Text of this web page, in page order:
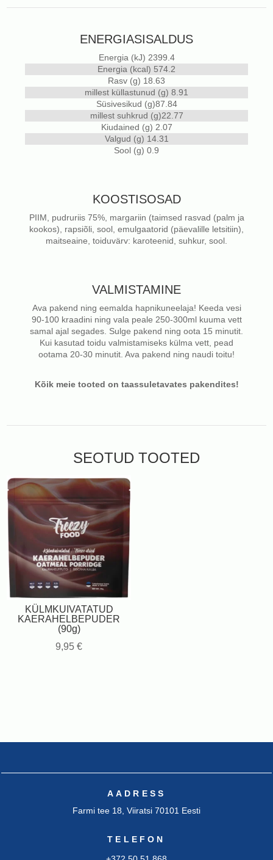
ENERGIASISALDUS
Energia (kJ) 2399.4
Energia (kcal) 574.2
Rasv (g) 18.63
millest küllastunud (g) 8.91
Süsivesikud (g)87.84
millest suhkrud (g)22.77
Kiudained (g) 2.07
Valgud (g) 14.31
Sool (g) 0.9
KOOSTISOSAD
PIIM, pudruriis 75%, margariin (taimsed rasvad (palm ja
kookos), rapsiõli, sool, emulgaatorid (päevalille letsitiin),
maitseaine, toiduvärv: karoteenid, suhkur, sool.
VALMISTAMINE
Ava pakend ning eemalda hapnikuneelaja! Keeda vesi
90-100 kraadini ning vala peale 250-300ml kuuma vett
samal ajal segades. Sulge pakend ning oota 15 minutit.
Kui kasutad toidu valmistamiseks külma vett, pead
ootama 20-30 minutit. Ava pakend ning naudi toitu!
Kõik meie tooted on taassuletavates pakendites!
SEOTUD TOOTED
KÜLMKUIVATATUD
KAERAHELBEPUDER
(90g)
9,95€
AADRESS
Farmi tee 18, Viiratsi 70101 Eesti
TELEFON